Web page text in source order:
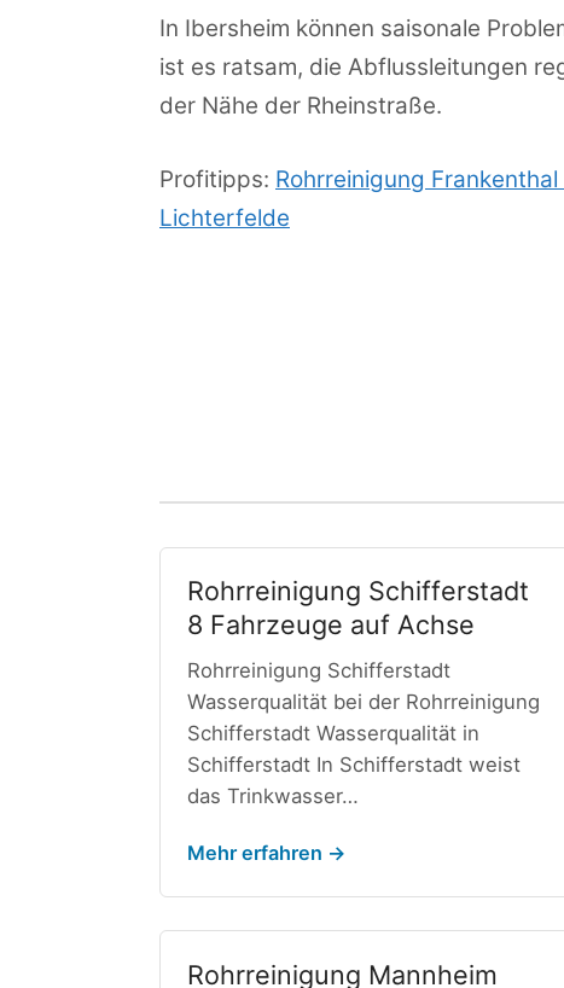
In Ibersheim können saisonale
ist es ratsam, die Abflussleitungen
der Nähe der Rheinstraße.
Profitipps: Rohrreinigung
Lichterfelde
Rohrreinigung Schifferstadt
8 Fahrzeuge auf Achse
Rohrreinigung Schifferstadt
Wasserqualität bei der Rohrreinigung
Schifferstadt Wasserqualität in
Schifferstadt In Schifferstadt weist
das Trinkwasser…
Mehr erfahren →
Rohrreinigung Mannheim